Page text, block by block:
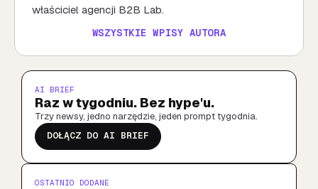
właściciel agencji B2B Lab.
WSZYSTKIE WPISY AUTORA
AI BRIEF
Raz w tygodniu. Bez hype'u.
Trzy newsy, jedno narzędzie, jeden prompt tygodnia.
DOŁĄCZ DO AI BRIEF
OSTATNIO DODANE